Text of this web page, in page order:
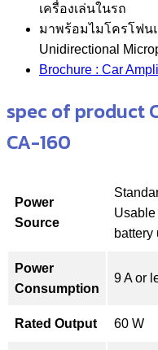
เครื่องเล่นในรถ
มาพร้อมไมโครโฟน
Unidirectional
Brochure : Car
spec of product
CA-160
Power
Source
battery
Power
Consumption
9 A or
Rated Output 60 W